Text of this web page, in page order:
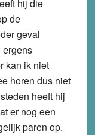
hij die
de
geval
kan ik niet
horen dus niet
heeft hij
er nog een
paren op.